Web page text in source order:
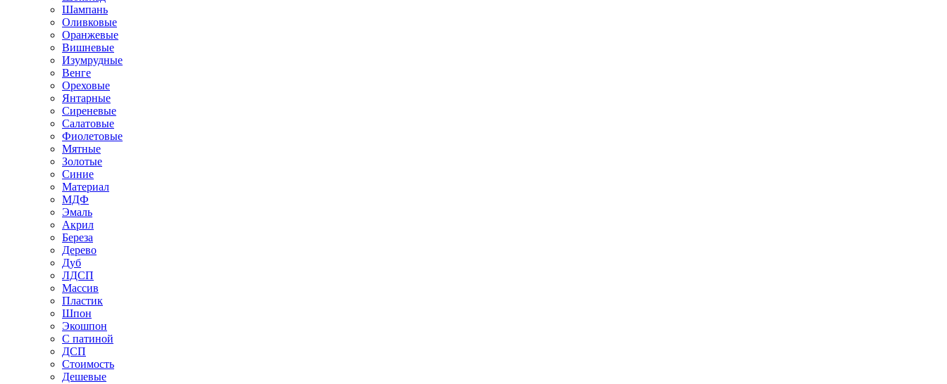
Шампань
Оливковые
Оранжевые
Вишневые
Изумрудные
Венге
Ореховые
Янтарные
Сиреневые
Салатовые
Фиолетовые
Мятные
Золотые
Синие
Материал
МДФ
Эмаль
Акрил
Береза
Дерево
Дуб
ЛДСП
Массив
Пластик
Шпон
Экошпон
С патиной
ДСП
Стоимость
Дешевые